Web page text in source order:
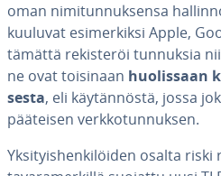
oman ni­mi­tun­nuk­sen­sa
kuuluvat esi­mer­kik­si Apple,
tä­mät­tä re­kis­te­röi tunnuksia
ne ovat toisinaan huo­lis­saan
ses­ta, eli käy­tän­nös­tä, jossa
pääteisen verk­ko­tun­nuk­sen.
Yk­si­tyis­hen­ki­löi­den osalta riski